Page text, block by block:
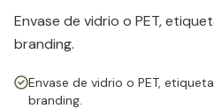
Envase de vidrio o PET,
branding.
Envase de vidrio o PET,
branding.